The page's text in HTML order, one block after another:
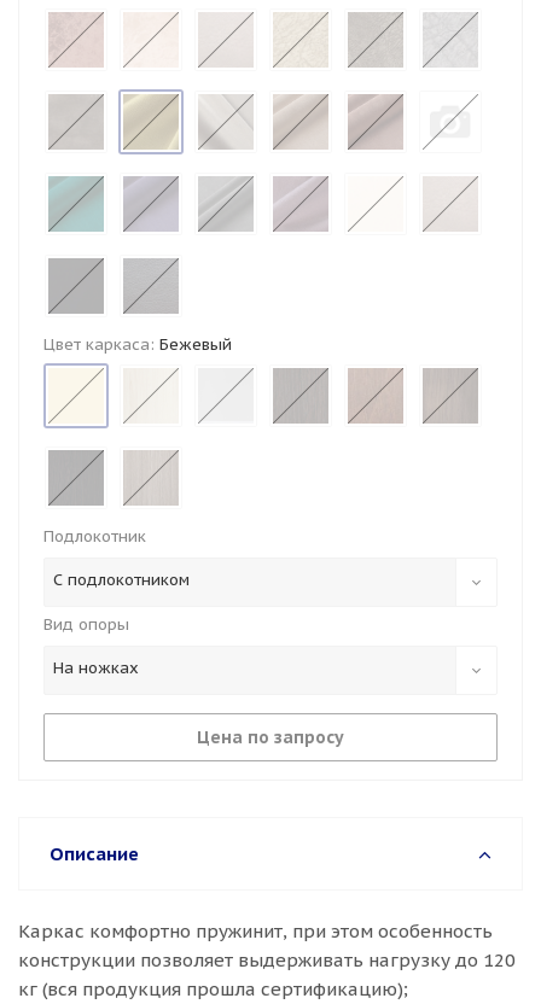
Цвет каркаса: Бежевый
Подлокотник
С подлокотником
Вид опоры
На ножках
Цена по запросу
Описание
Каркас комфортно пружинит, при этом особенность
конструкции позволяет выдерживать нагрузку до 120
кг (вся продукция прошла сертификацию);